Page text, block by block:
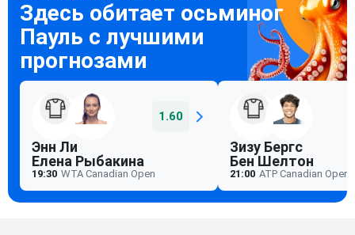
1.60
Энн Ли
Елена Рыбакина
19:30 WTA Canadian Open
Зизу Бергс
Бен Шелтон
21:00 ATP Canadian Open